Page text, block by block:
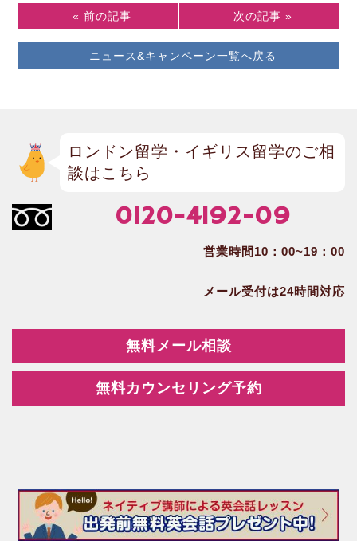
« 前の記事
ニュース&キャンペーン一覧へ戻る
次の記事 »
ロンドン留学・イギリス留学のご相
談はこちら
0120-4192-09
営業時間10：00~19：00
メール受付は24時間対応
無料メール相談
無料カウンセリング予約